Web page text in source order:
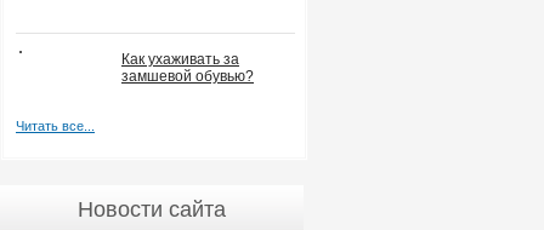
Как ухаживать за
замшевой обувью?
Читать все...
Новости сайта